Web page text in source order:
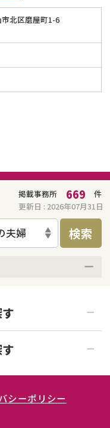
北区磨屋町1-6
掲載事務所 669
件
更新日 : 2026年07月31日
夫婦 検索
日祝の相談可能
県
県
川県
面会交流権
シーポリシー